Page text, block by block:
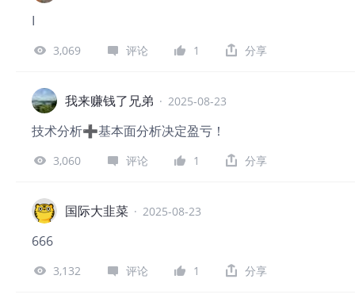
I
3,069 评论 1 分享
我来赚钱了兄弟 · 2025-08-23
技术分析➕基本面分析决定盈亏！
3,060 评论 1 分享
国际大韭菜 · 2025-08-23
666
3,132 评论 1 分享